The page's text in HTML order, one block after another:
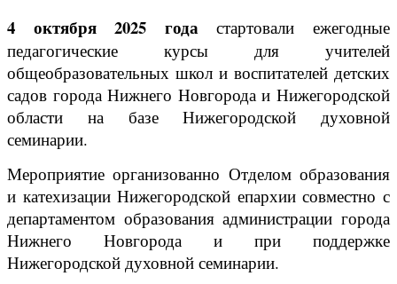
4 октября 2025 года стартовали ежегодные
педагогические курсы для учителей
общеобразовательных школ и воспитателей детских
садов города Нижнего Новгорода и Нижегородской
области на базе Нижегородской духовной
семинарии.
Мероприятие организованно Отделом образования
и катехизации Нижегородской епархии совместно с
департаментом образования администрации города
Нижнего Новгорода и при поддержке
Нижегородской духовной семинарии.